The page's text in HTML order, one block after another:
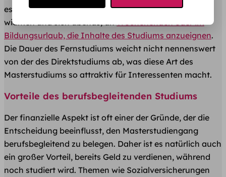
es durchaus machbar, sich tagsüber seiner Arbeit zu
widmen und sich abends, an
Bildungsurlaub, die Inhalte des Studiums anzueignen.
Die Dauer des Fernstudiums weicht nicht nennenswert
von der des Direktstudiums ab, was diese Art des
Masterstudiums so attraktiv für Interessenten macht.
Vorteile des berufsbegleitenden Studiums
Der finanzielle Aspekt ist oft einer der Gründe, der die
Entscheidung beeinflusst, den Masterstudiengang
berufsbegleitend zu belegen. Daher ist es natürlich auch
ein großer Vorteil, bereits Geld zu verdienen, während
noch studiert wird. Themen wie Sozialversicherungen